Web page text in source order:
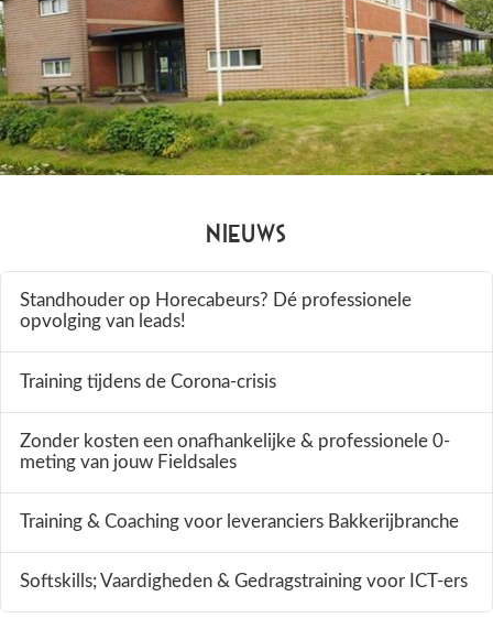
Nieuws
Standhouder op Horecabeurs? Dé professionele
opvolging van leads!
Training tijdens de Corona-crisis
Zonder kosten een onafhankelijke & professionele 0-
meting van jouw Fieldsales
Training & Coaching voor leveranciers Bakkerijbranche
Softskills; Vaardigheden & Gedragstraining voor ICT-ers